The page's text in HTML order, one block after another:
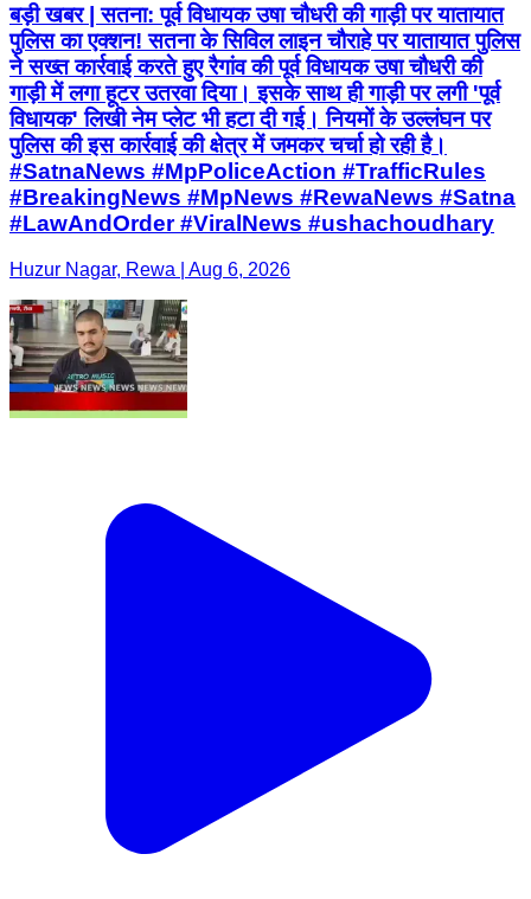
बड़ी खबर | सतना: पूर्व विधायक उषा चौधरी की गाड़ी पर यातायात
पुलिस का एक्शन! सतना के सिविल लाइन चौराहे पर यातायात पुलिस
ने सख्त कार्रवाई करते हुए रैगांव की पूर्व विधायक उषा चौधरी की
गाड़ी में लगा हूटर उतरवा दिया। इसके साथ ही गाड़ी पर लगी 'पूर्व
विधायक' लिखी नेम प्लेट भी हटा दी गई। नियमों के उल्लंघन पर
पुलिस की इस कार्रवाई की क्षेत्र में जमकर चर्चा हो रही है।
#SatnaNews #MpPoliceAction #TrafficRules
#BreakingNews #MpNews #RewaNews #Satna
#LawAndOrder #ViralNews #ushachoudhary
Huzur Nagar, Rewa | Aug 6, 2026